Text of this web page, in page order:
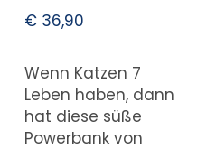
€36,90
Wenn Katzen 7
Leben haben, dann
hat diese süße
Powerbank von